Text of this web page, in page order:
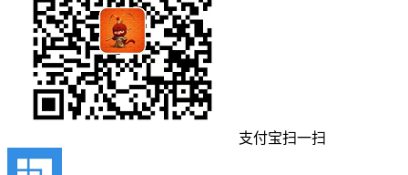
支付宝扫一扫